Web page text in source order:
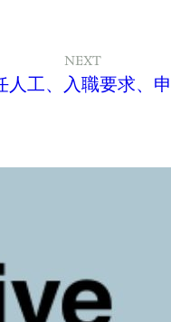
NEXT
人工、入職要求、